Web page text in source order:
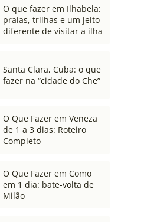
O que fazer em Ilhabela:
praias, trilhas e um jeito
diferente de visitar a ilha
Santa Clara, Cuba: o que
fazer na “cidade do Che”
O Que Fazer em Veneza
de 1 a 3 dias: Roteiro
Completo
O Que Fazer em Como
em 1 dia: bate-volta de
Milão